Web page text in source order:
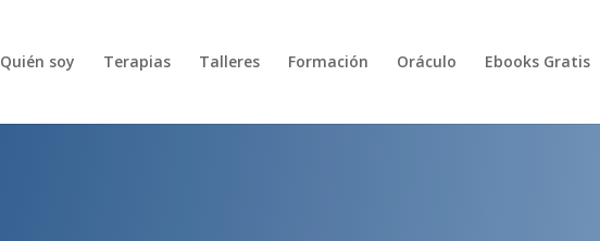
Quién soy Terapias Talleres Formación Oráculo Ebooks Gratis